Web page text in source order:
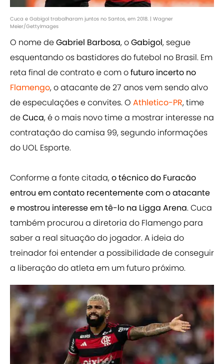
Cuca e Gabigol trabalharam juntos no Santos, em 2018. | Wagner
Meier/GettyImages
O nome deGabriel Barbosa, oGabigol, segue
esquentando os bastidores do futebol no Brasil. Em
reta final de contrato e com ofuturo incerto no
Flamengo, o atacante de 27 anos vem sendo alvo
de especulações e convites. O Athletico-PR, time
deCuca, é o mais novo time a mostrar interesse na
contratação do camisa 99, segundo informações
do UOL Esporte.
Conforme a fonte citada,o técnico do Furacão
entrou em contato recentemente com o atacante
e mostrou interesse em tê-lo na Ligga Arena. Cuca
também procurou a diretoria do Flamengo para
saber a real situação do jogador. A ideia do
treinador foi entender a possibilidade de conseguir
a liberação do atleta em um futuro próximo.